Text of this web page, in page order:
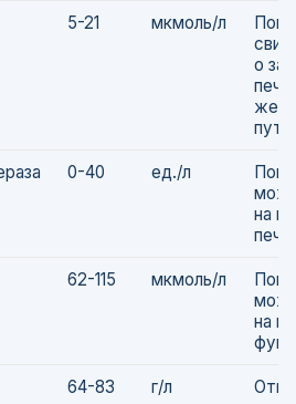
5-21 мкмоль/л
о
0-40 ед./л
на
62-115 мкмоль/л
на
64-83 г/л